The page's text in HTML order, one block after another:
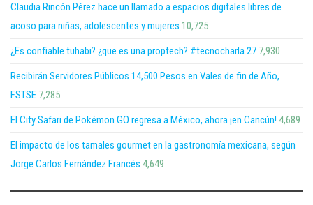
Claudia Rincón Pérez hace un llamado a espacios digitales libres de
acoso para niñas, adolescentes y mujeres 10,725
¿Es confiable tuhabi? ¿que es una proptech? #tecnocharla 27 7,930
Recibirán Servidores Públicos 14,500 Pesos en Vales de fin de Año,
FSTSE 7,285
El City Safari de Pokémon GO regresa a México, ahora ¡en Cancún! 4,689
El impacto de los tamales gourmet en la gastronomía mexicana, según
Jorge Carlos Fernández Francés 4,649